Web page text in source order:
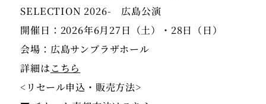
SELECTION 2026- 広島公演
開催日：2026年6月27日（土）・28日（日）
会場：広島サンプラザホール
詳細は こちら
<リセール申込・販売方法>